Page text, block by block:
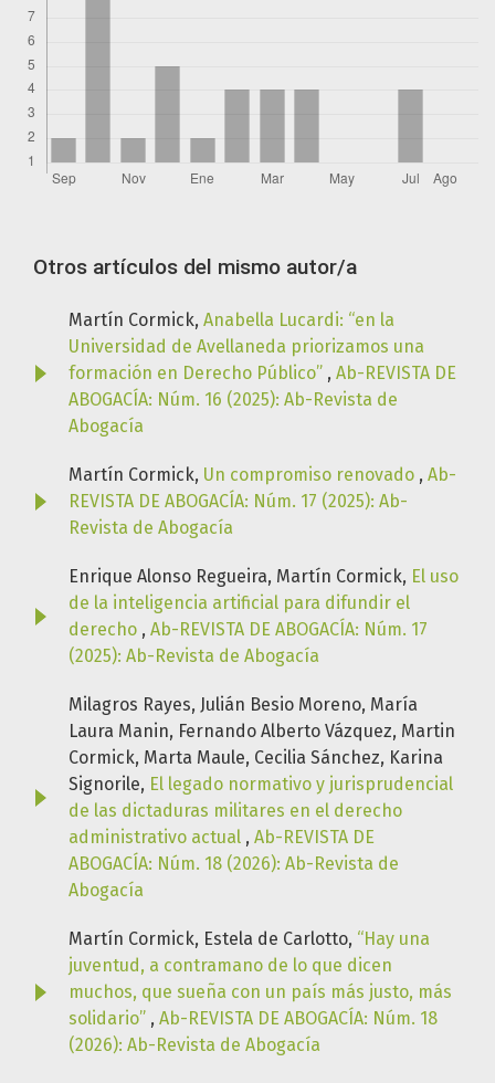
Otros artículos del mismo autor/a
Martín Cormick, Anabella Lucardi: “en la
Universidad de Avellaneda priorizamos una
formación en Derecho Público” , Ab-REVISTA DE
ABOGACÍA: Núm. 16 (2025): Ab-Revista de
Abogacía
Martín Cormick, Un compromiso renovado , Ab-
REVISTA DE ABOGACÍA: Núm. 17 (2025): Ab-
Revista de Abogacía
Enrique Alonso Regueira, Martín Cormick, El uso
de la inteligencia artificial para difundir el
derecho , Ab-REVISTA DE ABOGACÍA: Núm. 17
(2025): Ab-Revista de Abogacía
Milagros Rayes, Julián Besio Moreno, María
Laura Manin, Fernando Alberto Vázquez, Martin
Cormick, Marta Maule, Cecilia Sánchez, Karina
Signorile, El legado normativo y jurisprudencial
de las dictaduras militares en el derecho
administrativo actual , Ab-REVISTA DE
ABOGACÍA: Núm. 18 (2026): Ab-Revista de
Abogacía
Martín Cormick, Estela de Carlotto, “Hay una
juventud, a contramano de lo que dicen
muchos, que sueña con un país más justo, más
solidario” , Ab-REVISTA DE ABOGACÍA: Núm. 18
(2026): Ab-Revista de Abogacía